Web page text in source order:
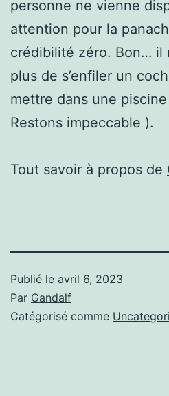
personne ne vienne
attention pour la
crédibilité zéro. Bon… il
plus de s’enfiler un
mettre dans une
Restons impeccable ).
Tout savoir à propos de
Publié le avril 6, 2023
Par Gandalf
Catégorisé comme